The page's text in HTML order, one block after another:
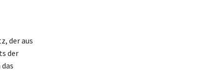
der aus
der